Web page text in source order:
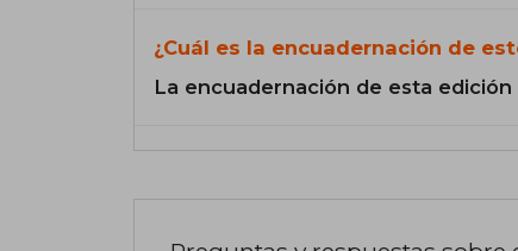
¿Cuál es la encuadernación de
La encuadernación de esta edición